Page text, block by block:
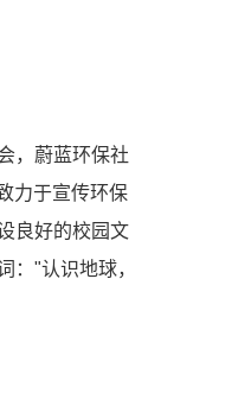
，蔚蓝环保社
力于宣传环保
良好的校园文
："认识地球，